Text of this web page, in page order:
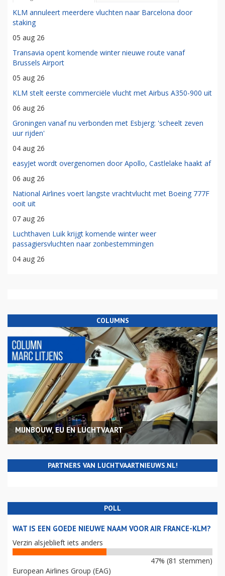
KLM annuleert meerdere vluchten naar Barcelona door
staking
05 aug 26
Transavia opent komende winter nieuwe route vanaf
Brussels Airport
05 aug 26
KLM stelt eerste commerciële vlucht met Airbus A350-900 uit
06 aug 26
Groningen vanaf nu verbonden met Esbjerg: 'scheelt zeven
uur rijden'
04 aug 26
easyJet wordt overgenomen door Apollo, Castlelake haakt af
06 aug 26
National Airlines voert langste vrachtvlucht met Boeing 777F
ooit uit
07 aug 26
Luchthaven Luik krijgt komende winter weer
passagiersvluchten naar zonbestemmingen
04 aug 26
COLUMNS
MIJNBOUW, EU EN LUCHTVAART
PARTNERS VAN LUCHTVAARTNIEUWS.NL!
POLL
WAT IS EEN GOEDE NIEUWE NAAM VOOR AIR FRANCE-KLM?
Verzin alsjeblieft iets anders
47% (81 stemmen)
European Airlines Group (EAG)